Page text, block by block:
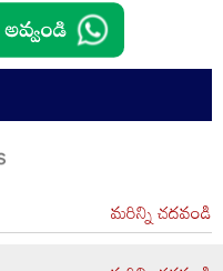
మరిన్ని చదవండి